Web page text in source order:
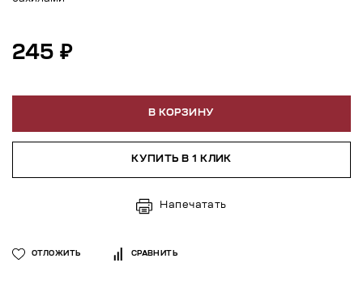
245 ₽
В КОРЗИНУ
КУПИТЬ В 1 КЛИК
Напечатать
ОТЛОЖИТЬ СРАВНИТЬ